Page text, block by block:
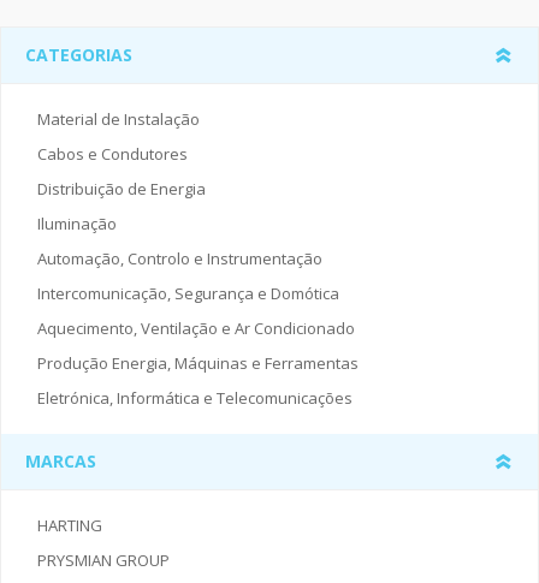
CATEGORIAS
Material de Instalação
Cabos e Condutores
Distribuição de Energia
Iluminação
Automação, Controlo e Instrumentação
Intercomunicação, Segurança e Domótica
Aquecimento, Ventilação e Ar Condicionado
Produção Energia, Máquinas e Ferramentas
Eletrónica, Informática e Telecomunicações
MARCAS
HARTING
PRYSMIAN GROUP